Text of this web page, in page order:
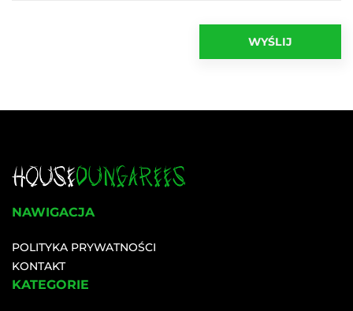
NAWIGACJA
POLITYKA PRYWATNOŚCI
KONTAKT
KATEGORIE